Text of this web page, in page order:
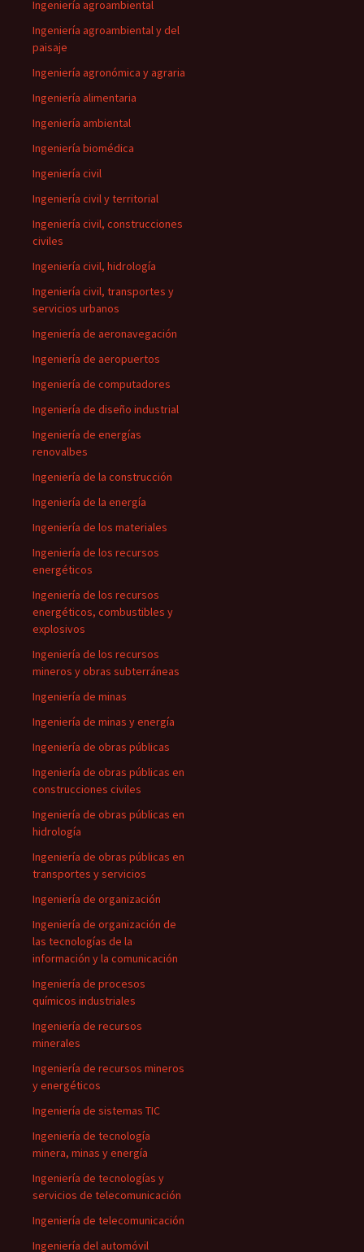
Ingeniería agroambiental
Ingeniería agroambiental y del
paisaje
Ingeniería agronómica y agraria
Ingeniería alimentaria
Ingeniería ambiental
Ingeniería biomédica
Ingeniería civil
Ingeniería civil y territorial
Ingeniería civil, construcciones
civiles
Ingeniería civil, hidrología
Ingeniería civil, transportes y
servicios urbanos
Ingeniería de aeronavegación
Ingeniería de aeropuertos
Ingeniería de computadores
Ingeniería de diseño industrial
Ingeniería de energías
renovalbes
Ingeniería de la construcción
Ingeniería de la energía
Ingeniería de los materiales
Ingeniería de los recursos
energéticos
Ingeniería de los recursos
energéticos, combustibles y
explosivos
Ingeniería de los recursos
mineros y obras subterráneas
Ingeniería de minas
Ingeniería de minas y energía
Ingeniería de obras públicas
Ingeniería de obras públicas en
construcciones civiles
Ingeniería de obras públicas en
hidrología
Ingeniería de obras públicas en
transportes y servicios
Ingeniería de organización
Ingeniería de organización de
las tecnologías de la
información y la comunicación
Ingeniería de procesos
químicos industriales
Ingeniería de recursos
minerales
Ingeniería de recursos mineros
y energéticos
Ingeniería de sistemas TIC
Ingeniería de tecnología
minera, minas y energía
Ingeniería de tecnologías y
servicios de telecomunicación
Ingeniería de telecomunicación
Ingeniería del automóvil